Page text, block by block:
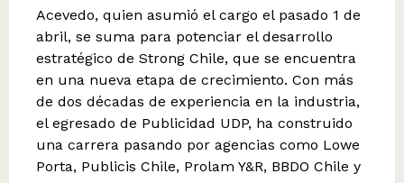
Acevedo, quien asumió el cargo el pasado 1 de
abril, se suma para potenciar el desarrollo
estratégico de Strong Chile, que se encuentra
en una nueva etapa de crecimiento. Con más
de dos décadas de experiencia en la industria,
el egresado de Publicidad UDP, ha construido
una carrera pasando por agencias como Lowe
Porta, Publicis Chile, Prolam Y&R, BBDO Chile y